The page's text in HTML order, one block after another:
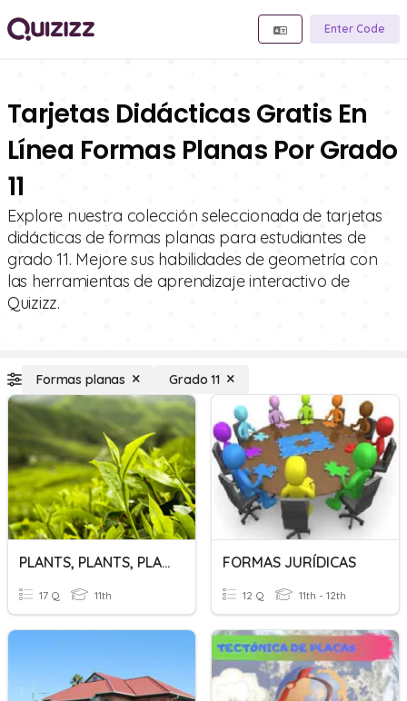
Enter Code
Tarjetas Didácticas Gratis En
Línea Formas Planas Por Grado
11
Explore nuestra colección seleccionada de tarjetas
didácticas de formas planas para estudiantes de
grado 11. Mejore sus habilidades de geometría con
las herramientas de aprendizaje interactivo de
Quizizz.
Formas planas Grado 11
PLANTS, PLANTS, PLANTS
17 Q 11th
FORMAS JURÍDICAS
12 Q 11th - 12th